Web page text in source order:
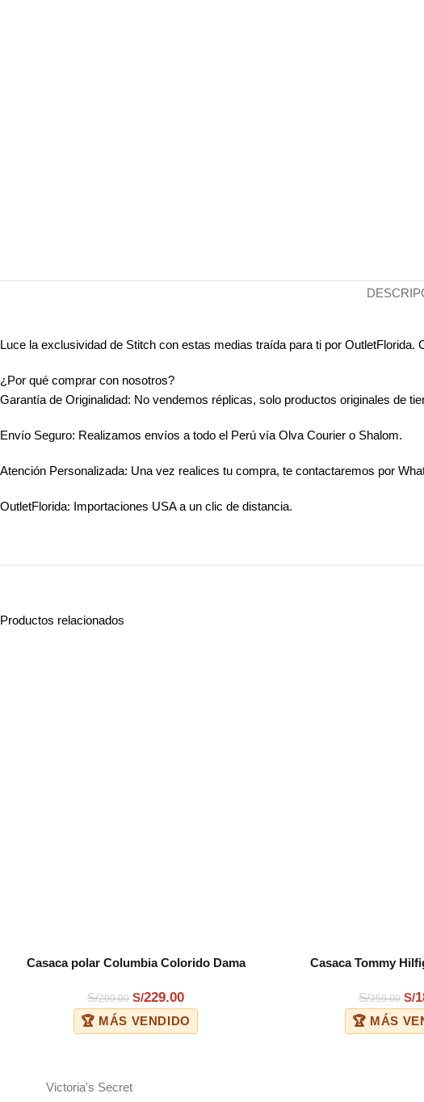
Luce la exclusividad de Stitch con estas medias traída para ti por
¿Por qué comprar con nosotros?
Garantía de Originalidad: No vendemos réplicas, solo productos originales de
Envío Seguro: Realizamos envíos a todo el Perú vía Olva Courier o Shalom.
Atención Personalizada: Una vez realices tu compra, te contactaremos por
OutletFlorida: Importaciones USA a un clic de distancia.
Productos relacionados
Casaca polar Columbia Colorido Dama
S/299.00 S/229.00
🏆 MÁS VENDIDO
Casaca Tommy
S/259.00 S/
🏆 MÁS
Victoria's Secret